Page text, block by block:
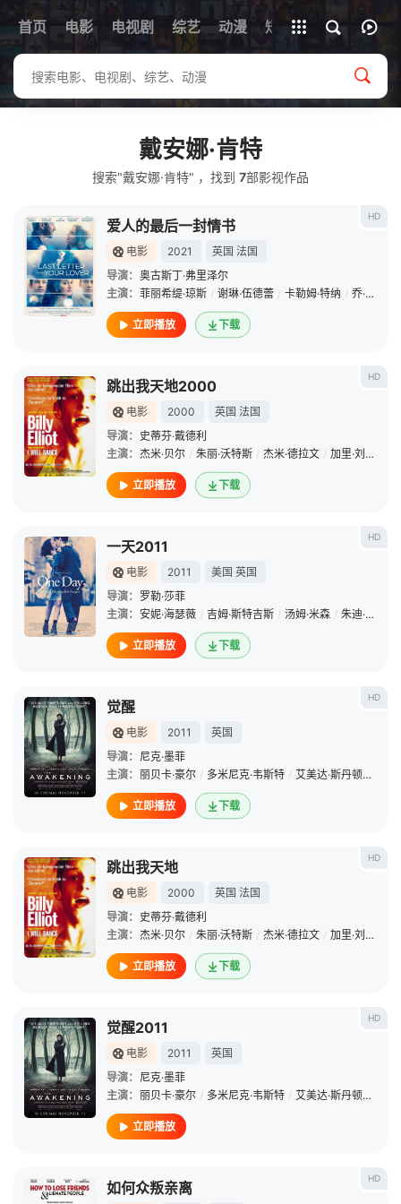
首页 电影 电视剧 综艺 动漫 短剧
全部影片
戴安娜·肯特
搜索"戴安娜·肯特" ，找到 7部影视作品
HD
爱人的最后一封情书
电影 2021 英国 法国
导演： 奥古斯丁·弗里泽尔
主演： 菲丽希缇·琼斯 / 谢琳·伍德蕾 / 卡勒姆·特纳 / 乔·阿尔文
立即播放 下载
HD
跳出我天地2000
电影 2000 英国 法国
导演： 史蒂芬·戴德利
主演： 杰米·贝尔 / 朱丽·沃特斯 / 杰米·德拉文 / 加里·刘易斯
立即播放 下载
HD
一天2011
电影 2011 美国 英国
导演： 罗勒·莎菲
主演： 安妮·海瑟薇 / 吉姆·斯特吉斯 / 汤姆·米森 / 朱迪·惠特克
立即播放 下载
HD
觉醒
电影 2011
英国
导演： 尼克·墨菲
主演： 丽贝卡·豪尔 / 多米尼克·韦斯特 / 艾美达·斯丹顿 /
立即播放 下载
HD
跳出我天地
电影 2000 英国 法国
导演： 史蒂芬·戴德利
主演： 杰米·贝尔 / 朱丽·沃特斯 / 杰米·德拉文 / 加里·刘易斯
立即播放 下载
HD
觉醒2011
电影 2011
英国
导演： 尼克·墨菲
主演： 丽贝卡·豪尔 / 多米尼克·韦斯特 / 艾美达·斯丹顿 /
立即播放
HD
如何众叛亲离